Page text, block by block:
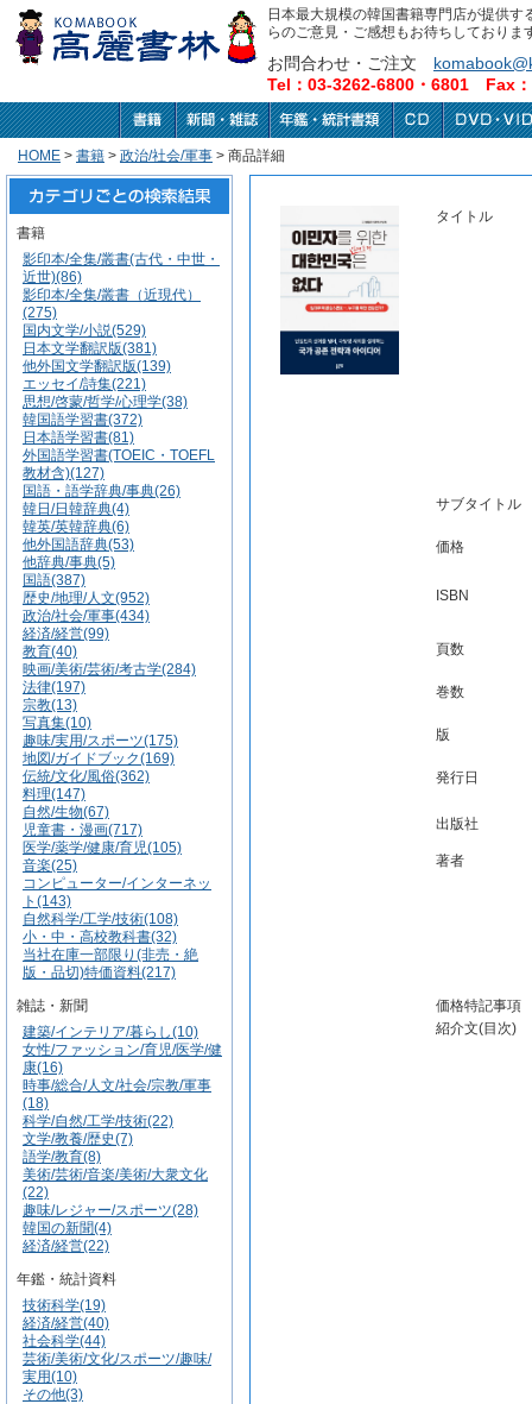
日本最大規模の韓国書籍専門店が提供
らのご意見・ご感想もお待ちしておりま
お問合わせ・ご注文
Tel：03-3262-6800・6801 Fax
HOME > 書籍 > 政治/社会/軍事 > 商品詳細
書籍
影印本/全集/叢書(古代・中世・
近世)(86)
影印本/全集/叢書（近現代）
(275)
国内文学/小説(529)
日本文学翻訳版(381)
他外国文学翻訳版(139)
エッセイ/詩集(221)
思想/啓蒙/哲学/心理学(38)
韓国語学習書(372)
日本語学習書(81)
外国語学習書(TOEIC・TOEFL
教材含)(127)
国語・語学辞典/事典(26)
韓日/日韓辞典(4)
韓英/英韓辞典(6)
他外国語辞典(53)
他辞典/事典(5)
国語(387)
歴史/地理/人文(952)
政治/社会/軍事(434)
経済/経営(99)
教育(40)
映画/美術/芸術/考古学(284)
法律(197)
宗教(13)
写真集(10)
趣味/実用/スポーツ(175)
地図/ガイドブック(169)
伝統/文化/風俗(362)
料理(147)
自然/生物(67)
児童書・漫画(717)
医学/薬学/健康/育児(105)
音楽(25)
コンピューター/インターネッ
ト(143)
自然科学/工学/技術(108)
小・中・高校教科書(32)
当社在庫一部限り(非売・絶
版・品切)特価資料(217)
雑誌・新聞
建築/インテリア/暮らし(10)
女性/ファッション/育児/医学/健
康(16)
時事/総合/人文/社会/宗教/軍事
(18)
科学/自然/工学/技術(22)
文学/教養/歴史(7)
語学/教育(8)
美術/芸術/音楽/美術/大衆文化
(22)
趣味/レジャー/スポーツ(28)
韓国の新聞(4)
経済/経営(22)
年鑑・統計資料
技術科学(19)
経済/経営(40)
社会科学(44)
芸術/美術/文化/スポーツ/趣味/
実用(10)
その他(3)
タイトル
サブタイトル
価格
ISBN
頁数
巻数
版
発行日
出版社
著者
価格特記事項
紹介文(目次)